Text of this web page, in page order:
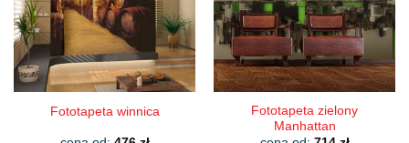
Fototapeta winnica
Fototapeta zielony
Manhattan